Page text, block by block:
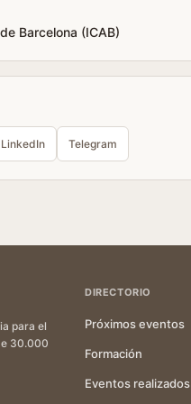
Barcelona (ICAB)
LinkedIn Telegram
para el
30.000
DIRECTORIO
Próximos eventos
Formación
Eventos realizados